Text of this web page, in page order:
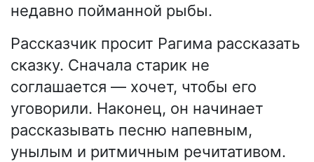
недавно пойманной рыбы.
Рассказчик просит Рагима рассказать
сказку. Сначала старик не
соглашается — хочет, чтобы его
уговорили. Наконец, он начинает
рассказывать песню напевным,
унылым и ритмичным речитативом.